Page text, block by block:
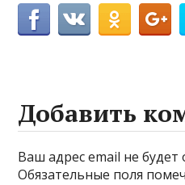
Добавить
Ваш адрес email не будет
Обязательные поля